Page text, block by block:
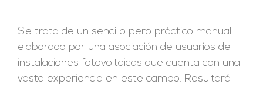
Se trata de un sencillo pero práctico manual
elaborado por una asociación de usuarios de
instalaciones fotovoltaicas que cuenta con una
vasta experiencia en este campo. Resultará